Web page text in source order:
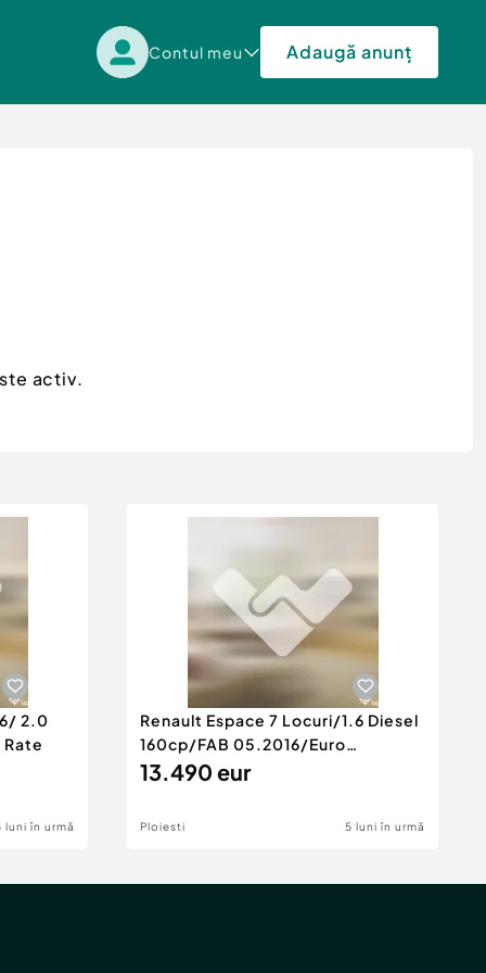
Contul meu Adaugă anunț
activ.
2.0
luni în urmă
Renault Espace 7 Locuri/1.6 Diesel
160cp/FAB 05.2016/Euro
6/Posibilita
13.490 eur
Ploiesti 5 luni în urmă